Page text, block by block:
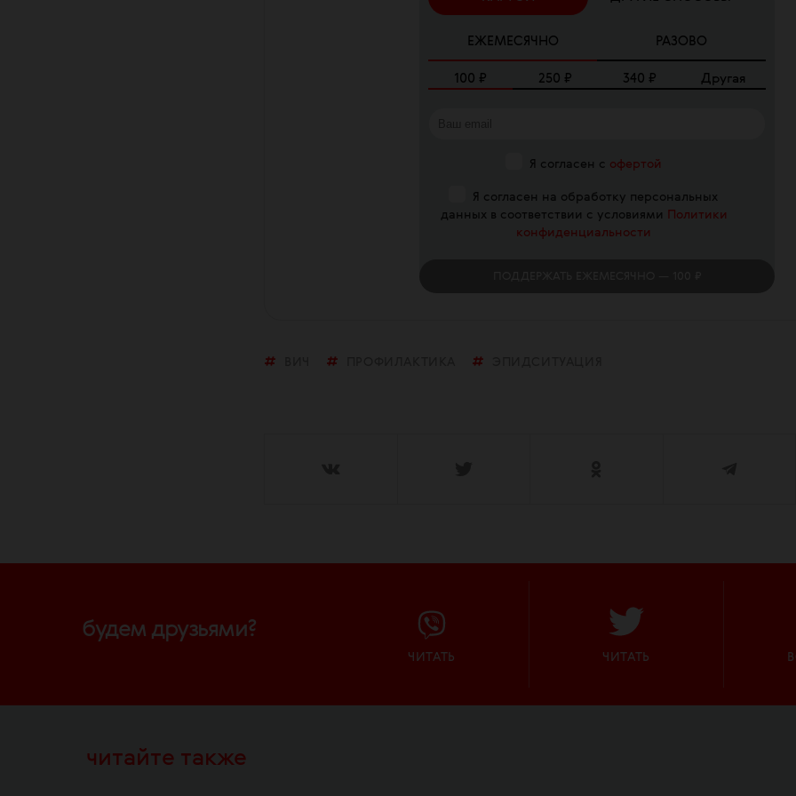
ЕЖЕМЕСЯЧНО РАЗОВО
100 ₽ 250 ₽ 340 ₽ Другая
Я согласен с офертой
Я согласен на обработку персональных
данных в соответствии с условиями
Политики
конфиденциальности
будем друзьями?
ЧИТАТЬ ЧИТАТЬ
читайте также